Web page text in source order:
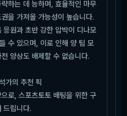
하는 데 능하며, 효율적인 마무
을 가져올 가능성이 높습니다.
응원과 초반 강한 압박이 디나모
수 있으며, 이로 인해 양 팀 모
양상도 배제할 수 없습니다.
가의 추천 픽
로, 스포츠토토 배팅을 위한 구
드립니다.